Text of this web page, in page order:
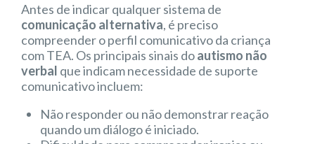
Antes de indicar qualquer sistema de
comunicação alternativa, é preciso
compreender o perfil comunicativo da criança
com TEA. Os principais sinais doautismo não
verbal que indicam necessidade de suporte
comunicativo incluem:
Não responder ou não demonstrar reação
quando um diálogo é iniciado.